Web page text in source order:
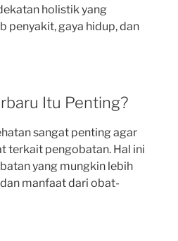
holistik yang
penyakit, gaya hidup, dan
Itu Penting?
sangat penting agar
terkait pengobatan. Hal ini
yang mungkin lebih
manfaat dari obat-